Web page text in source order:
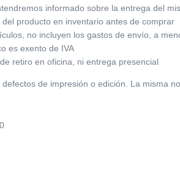
informado sobre la entrega del
del producto en inventario antes de comprar
no incluyen los gastos de envío, a
es exento de IVA
retiro en oficina, ni entrega presencial
de impresión o edición. La misma